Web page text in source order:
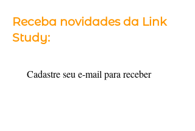
Receba novidades da Link
Study:
Cadastre seu e-mail para receber